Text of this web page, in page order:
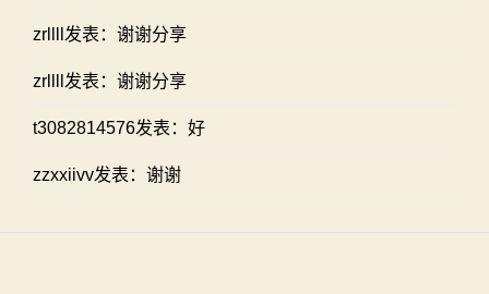
zrllll发表：谢谢分享
zrllll发表：谢谢分享
t3082814576发表：好
zzxxiivv发表：谢谢